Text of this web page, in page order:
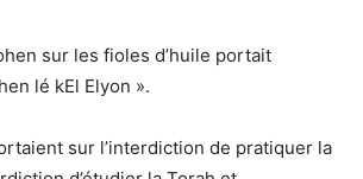
sur les fioles d’huile portait
lé kEl Elyon ».
sur l’interdiction de pratiquer la